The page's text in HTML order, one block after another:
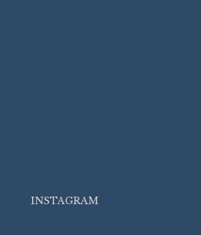
INSTAGRAM